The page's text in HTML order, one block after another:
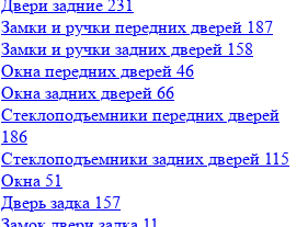
Двери задние 231
Замки и ручки передних дверей 187
Замки и ручки задних дверей 158
Окна передних дверей 46
Окна задних дверей 66
Стеклоподъемники передних дверей
186
Стеклоподъемники задних дверей 115
Окна 51
Дверь задка 157